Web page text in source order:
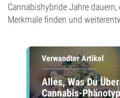
Cannabishybride Jahre
Merkmale finden und
Verwandter Artikel
Alles, Was Du
Cannabis-